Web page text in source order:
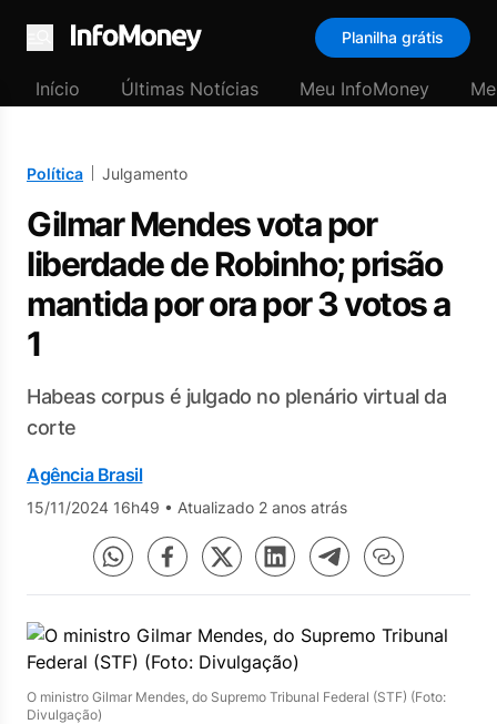
Menu
Planilha grátis
Início Últimas Notícias Meu InfoMoney
Política Julgamento
Gilmar Mendes vota por
liberdade de Robinho; prisão
mantida por ora por 3 votos a
1
Habeas corpus é julgado no plenário virtual da
corte
Agência Brasil
15/11/2024 16h49 • Atualizado 2 anos atrás
O ministro Gilmar Mendes, do Supremo Tribunal Federal (STF) (Foto:
Divulgação)